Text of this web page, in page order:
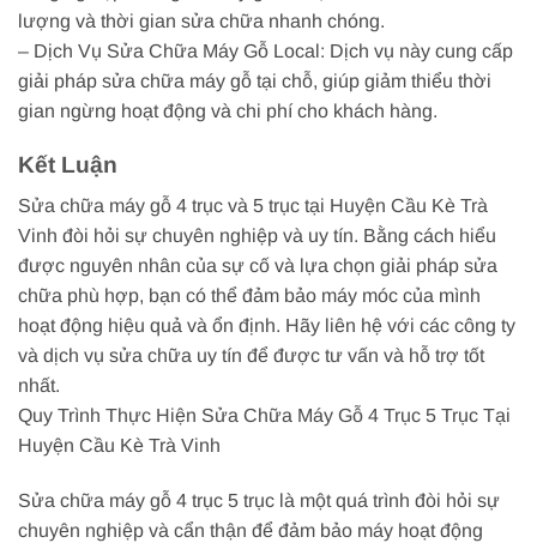
lượng và thời gian sửa chữa nhanh chóng.
– Dịch Vụ Sửa Chữa Máy Gỗ Local: Dịch vụ này cung cấp
giải pháp sửa chữa máy gỗ tại chỗ, giúp giảm thiểu thời
gian ngừng hoạt động và chi phí cho khách hàng.
Kết Luận
Sửa chữa máy gỗ 4 trục và 5 trục tại Huyện Cầu Kè Trà
Vinh đòi hỏi sự chuyên nghiệp và uy tín. Bằng cách hiểu
được nguyên nhân của sự cố và lựa chọn giải pháp sửa
chữa phù hợp, bạn có thể đảm bảo máy móc của mình
hoạt động hiệu quả và ổn định. Hãy liên hệ với các công ty
và dịch vụ sửa chữa uy tín để được tư vấn và hỗ trợ tốt
nhất.
Quy Trình Thực Hiện Sửa Chữa Máy Gỗ 4 Trục 5 Trục Tại
Huyện Cầu Kè Trà Vinh
Sửa chữa máy gỗ 4 trục 5 trục là một quá trình đòi hỏi sự
chuyên nghiệp và cẩn thận để đảm bảo máy hoạt động